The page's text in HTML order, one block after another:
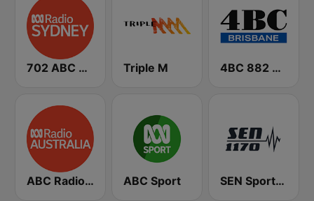
702 ABC Sydney Triple M 4BC 882 Brisbane
ABC Radio Australia ABC Sport SEN Sports 1170 Sydney